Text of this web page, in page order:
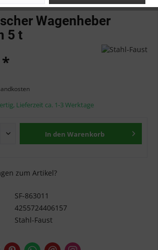
Wagenheber
5 t
*
Lieferzeit ca. 1-3 Werktage
In den Warenkorb
zum Artikel?
SF-863011
4255724406157
Stahl-Faust